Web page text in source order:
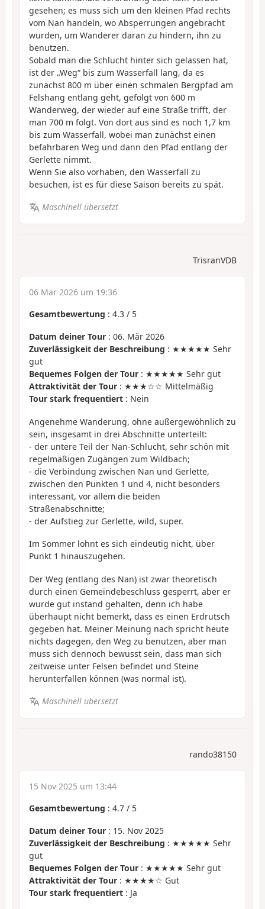
gesehen; es muss sich um den kleinen Pfad rechts
vom Nan handeln, wo Absperrungen angebracht
wurden, um Wanderer daran zu hindern, ihn zu
benutzen.
Sobald man die Schlucht hinter sich gelassen hat,
ist der „Weg“ bis zum Wasserfall lang, da es
zunächst 800 m über einen schmalen Bergpfad am
Felshang entlang geht, gefolgt von 600 m
Wanderweg, der wieder auf eine Straße trifft, der
man 700 m folgt. Von dort aus sind es noch 1,7 km
bis zum Wasserfall, wobei man zunächst einen
befahrbaren Weg und dann den Pfad entlang der
Gerlette nimmt.
Wenn Sie also vorhaben, den Wasserfall zu
besuchen, ist es für diese Saison bereits zu spät.
Maschinell übersetzt
TrisranVDB
06 Mär 2026 um 19:36
Gesamtbewertung : 4.3 / 5
Datum deiner Tour : 06. Mär 2026
Zuverlässigkeit der Beschreibung : ★★★★★ Sehr
gut
Bequemes Folgen der Tour : ★★★★★ Sehr gut
Attraktivität der Tour : ★★★☆☆ Mittelmäßig
Tour stark frequentiert : Nein
Angenehme Wanderung, ohne außergewöhnlich zu
sein, insgesamt in drei Abschnitte unterteilt:
- der untere Teil der Nan-Schlucht, sehr schön mit
regelmäßigen Zugängen zum Wildbach;
- die Verbindung zwischen Nan und Gerlette,
zwischen den Punkten 1 und 4, nicht besonders
interessant, vor allem die beiden
Straßenabschnitte;
- der Aufstieg zur Gerlette, wild, super.
Im Sommer lohnt es sich eindeutig nicht, über
Punkt 1 hinauszugehen.
Der Weg (entlang des Nan) ist zwar theoretisch
durch einen Gemeindebeschluss gesperrt, aber er
wurde gut instand gehalten, denn ich habe
überhaupt nicht bemerkt, dass es einen Erdrutsch
gegeben hat. Meiner Meinung nach spricht heute
nichts dagegen, den Weg zu benutzen, aber man
muss sich dennoch bewusst sein, dass man sich
zeitweise unter Felsen befindet und Steine
herunterfallen können (was normal ist).
Maschinell übersetzt
rando38150
15 Nov 2025 um 13:44
Gesamtbewertung : 4.7 / 5
Datum deiner Tour : 15. Nov 2025
Zuverlässigkeit der Beschreibung : ★★★★★ Sehr
gut
Bequemes Folgen der Tour : ★★★★★ Sehr gut
Attraktivität der Tour : ★★★★☆ Gut
Tour stark frequentiert : Ja